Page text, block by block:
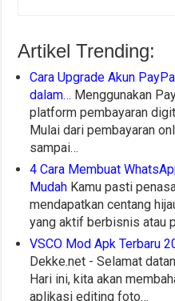
Artikel Trending:
Cara Upgrade Akun
dalam… Menggunakan
platform pembayaran
Mulai dari pembayaran
sampai…
4 Cara Membuat
Mudah Kamu pasti
mendapatkan centang
yang aktif berbisnis atau
VSCO Mod Apk Terbaru
Dekke.net - Selamat
Hari ini, kita akan
aplikasi editing foto…